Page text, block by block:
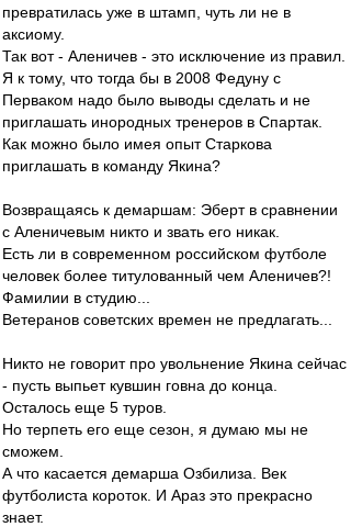
превратилась уже в штамп, чуть ли не в
аксиому.
Так вот - Аленичев - это исключение из правил.
Я к тому, что тогда бы в 2008 Федуну с
Перваком надо было выводы сделать и не
приглашать инородных тренеров в Спартак.
Как можно было имея опыт Старкова
приглашать в команду Якина?
Возвращаясь к демаршам: Эберт в сравнении
с Аленичевым никто и звать его никак.
Есть ли в современном российском футболе
человек более титулованный чем Аленичев?!
Фамилии в студию...
Ветеранов советских времен не предлагать...
Никто не говорит про увольнение Якина сейчас
- пусть выпьет кувшин говна до конца.
Осталось еще 5 туров.
Но терпеть его еще сезон, я думаю мы не
сможем.
А что касается демарша Озбилиза. Век
футболиста короток. И Араз это прекрасно
знает.